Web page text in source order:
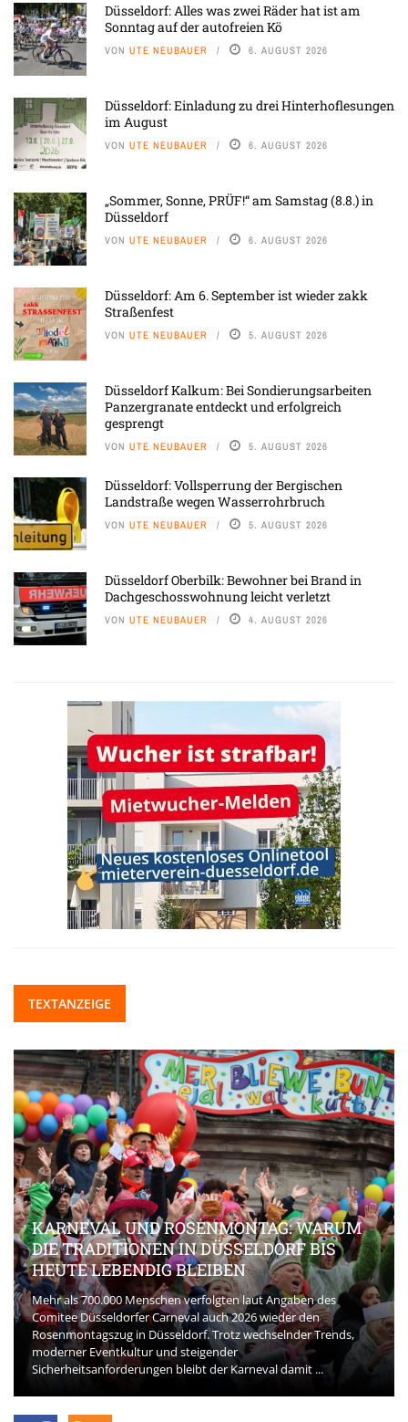
Düsseldorf: Alles was zwei Räder hat ist am
Sonntag auf der autofreien Kö
VON UTE NEUBAUER 6. AUGUST 2026
Düsseldorf: Einladung zu drei Hinterhoflesungen
im August
VON UTE NEUBAUER 6. AUGUST 2026
„Sommer, Sonne, PRÜF!“ am Samstag (8.8.) in
Düsseldorf
VON UTE NEUBAUER 6. AUGUST 2026
Düsseldorf: Am 6. September ist wieder zakk
Straßenfest
VON UTE NEUBAUER 5. AUGUST 2026
Düsseldorf Kalkum: Bei Sondierungsarbeiten
Panzergranate entdeckt und erfolgreich
gesprengt
VON UTE NEUBAUER 5. AUGUST 2026
Düsseldorf: Vollsperrung der Bergischen
Landstraße wegen Wasserrohrbruch
VON UTE NEUBAUER 5. AUGUST 2026
Düsseldorf Oberbilk: Bewohner bei Brand in
Dachgeschosswohnung leicht verletzt
VON UTE NEUBAUER 4. AUGUST 2026
TEXTANZEIGE
KARNEVAL UND ROSENMONTAG: WARUM
DIE TRADITIONEN IN DÜSSELDORF BIS
HEUTE LEBENDIG BLEIBEN
Mehr als 700.000 Menschen verfolgten laut Angaben des
Comitee Düsseldorfer Carneval auch 2026 wieder den
Rosenmontagszug in Düsseldorf. Trotz wechselnder Trends,
moderner Eventkultur und steigender
Sicherheitsanforderungen bleibt der Karneval damit ...